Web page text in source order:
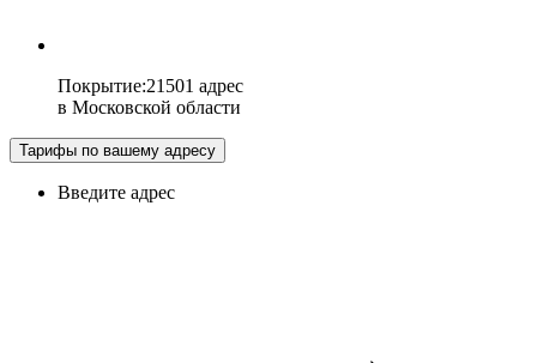
Покрытие:21501 адрес
в Московской области
Тарифы по вашему адресу
Введите адрес